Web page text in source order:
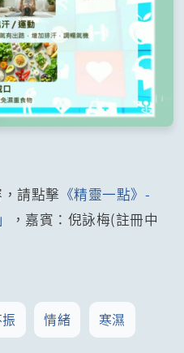
請點擊 《精靈一點》-
，嘉賓：倪詠梅(註冊中
情緒 寒濕